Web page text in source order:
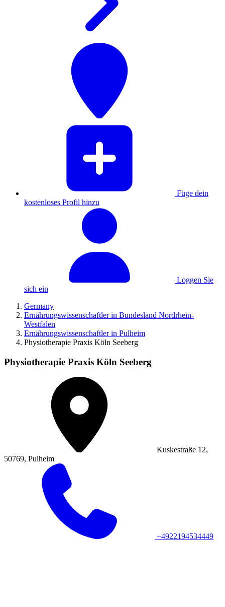
Füge dein
kostenloses Profil hinzu
Loggen Sie
sich ein
Germany
Ernährungswissenschaftler in Bundesland Nordrhein-
Westfalen
Ernährungswissenschaftler in Pulheim
Physiotherapie Praxis Köln Seeberg
Physiotherapie Praxis Köln Seeberg
Kuskestraße 12,
50769, Pulheim
+4922194534449